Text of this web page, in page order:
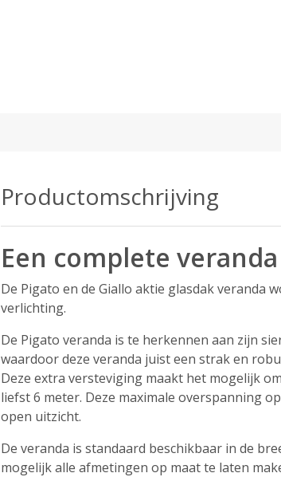
Productomschrijving
Een complete
De Pigato en de Giallo aktie glasdak veranda
verlichting.
De Pigato veranda is te herkennen aan zijn
waardoor deze veranda juist een strak en
Deze extra versteviging maakt het mogelijk
liefst 6 meter. Deze maximale overspanning
open uitzicht.
De veranda is standaard beschikbaar in de
mogelijk alle afmetingen op maat te laten